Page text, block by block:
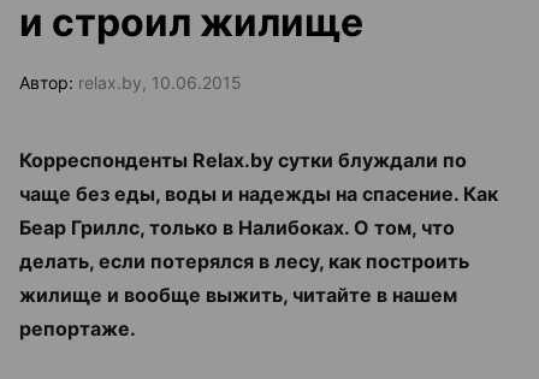
и строил жилище
Автор: relax.by, 10.06.2015
Корреспонденты Relax.by сутки блуждали по
чаще без еды, воды и надежды на спасение. Как
Беар Гриллс, только в Налибоках. О том, что
делать, если потерялся в лесу, как построить
жилище и вообще выжить, читайте в нашем
репортаже.